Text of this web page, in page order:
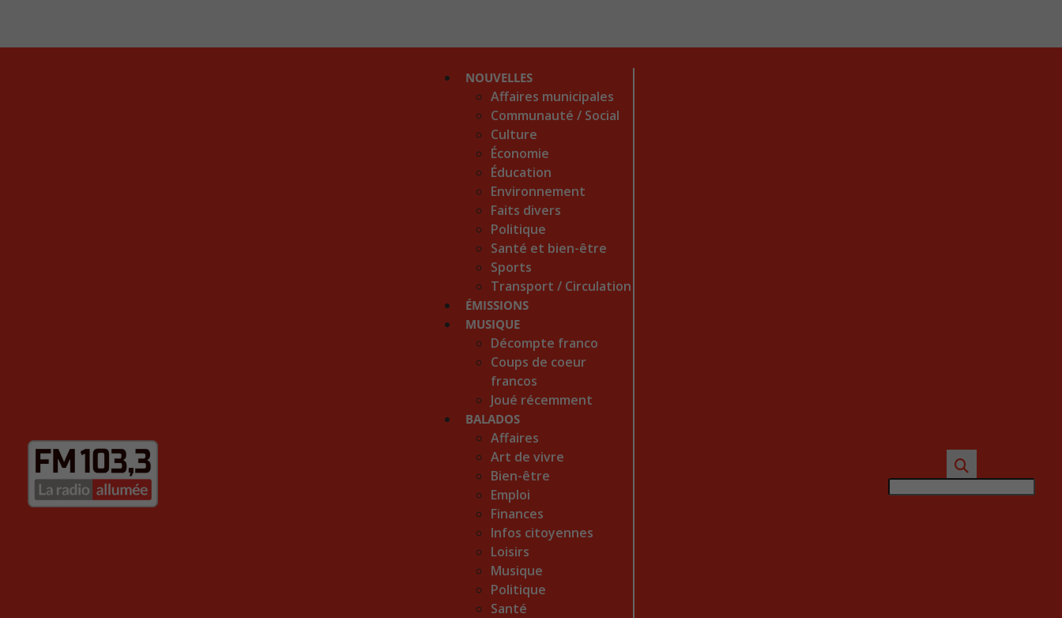
NOUVELLES
Affaires municipales
Communauté / Social
Culture
Économie
Éducation
Environnement
Faits divers
Politique
Santé et bien-être
Sports
Transport / Circulation
ÉMISSIONS
MUSIQUE
Décompte franco
Coups de coeur
francos
Joué récemment
BALADOS
Affaires
Art de vivre
Bien-être
Emploi
Finances
Infos citoyennes
Loisirs
Musique
Politique
Santé